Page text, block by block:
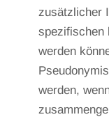
zusätzlicher
spezifischen
werden
werden,